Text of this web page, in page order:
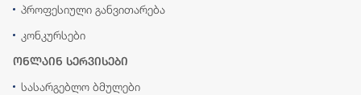
პროფესიული განვითარება
კონკურსები
ონლაინ სერვისები
სასარგებლო ბმულები